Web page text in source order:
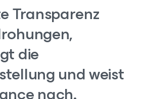
Transparenz
die
und weist